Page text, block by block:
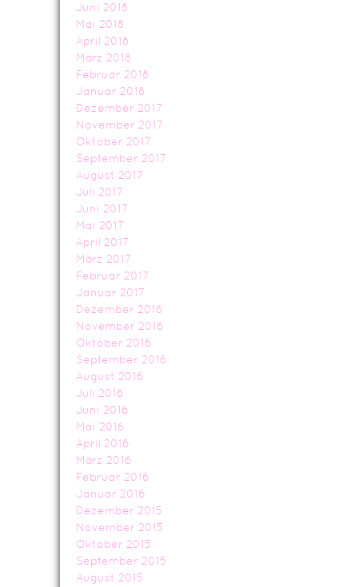
Juni 2018
Mai 2018
April 2018
März 2018
Februar 2018
Januar 2018
Dezember 2017
November 2017
Oktober 2017
September 2017
August 2017
Juli 2017
Juni 2017
Mai 2017
April 2017
März 2017
Februar 2017
Januar 2017
Dezember 2016
November 2016
Oktober 2016
September 2016
August 2016
Juli 2016
Juni 2016
Mai 2016
April 2016
März 2016
Februar 2016
Januar 2016
Dezember 2015
November 2015
Oktober 2015
September 2015
August 2015